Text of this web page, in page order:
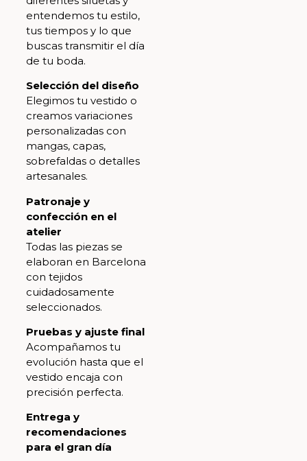
entendemos tu estilo,
tus tiempos y lo que
buscas transmitir el día
de tu boda.
Selección del diseño
Elegimos tu vestido o
creamos variaciones
personalizadas con
mangas, capas,
sobrefaldas o detalles
artesanales.
Patronaje y
confección en el
atelier
Todas las piezas se
elaboran en Barcelona
con tejidos
cuidadosamente
seleccionados.
Pruebas y ajuste final
Acompañamos tu
evolución hasta que el
vestido encaja con
precisión perfecta.
Entrega y
recomendaciones
para el gran día